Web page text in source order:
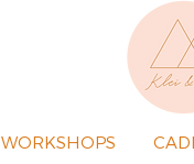
WORKSHOPS